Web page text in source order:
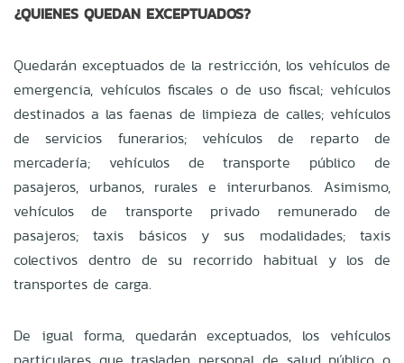
¿QUIENES QUEDAN EXCEPTUADOS?
Quedarán exceptuados de la restricción, los vehículos de
emergencia, vehículos fiscales o de uso fiscal; vehículos
destinados a las faenas de limpieza de calles; vehículos
de servicios funerarios; vehículos de reparto de
mercadería; vehículos de transporte público de
pasajeros, urbanos, rurales e interurbanos. Asimismo,
vehículos de transporte privado remunerado de
pasajeros; taxis básicos y sus modalidades; taxis
colectivos dentro de su recorrido habitual y los de
transportes de carga.
De igual forma, quedarán exceptuados, los vehículos